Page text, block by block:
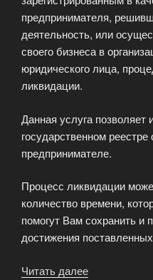
предпринимателя,
деятельность, или
своего бизнеса в
юридического лица,
ликвидации.
Данная услуга
государственном
предпринимателе.
Процесс ликвидации
количество времени,
помогут Вам сохранить и
достижения
Читать далее